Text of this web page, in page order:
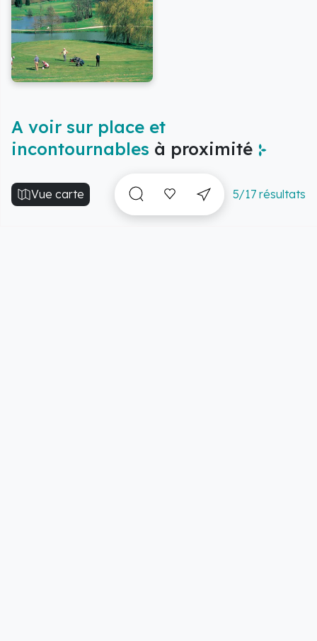
A voir sur place et
incontournables à proximité
Vue carte 5/17 résultats